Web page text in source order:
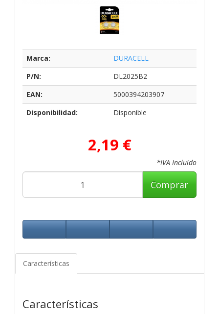
Marca:
DURACELL
P/N:
DL2025B2
EAN:
5000394203907
Disponibilidad:
Disponible
2,19 €
*IVA Incluido
Comprar
Características
Características